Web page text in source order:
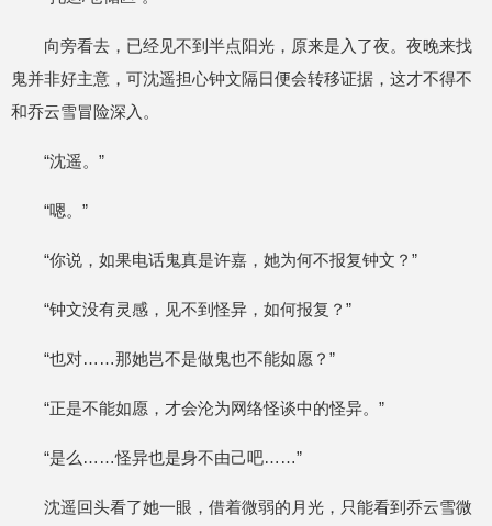
向旁看去，已经见不到半点阳光，原来是入了夜。夜晚来找
鬼并非好主意，可沈遥担心钟文隔日便会转移证据，这才不得不
和乔云雪冒险深入。
“沈遥。”
“嗯。”
“你说，如果电话鬼真是许嘉，她为何不报复钟文？”
“钟文没有灵感，见不到怪异，如何报复？”
“也对……那她岂不是做鬼也不能如愿？”
“正是不能如愿，才会沦为网络怪谈中的怪异。”
“是么……怪异也是身不由己吧……”
沈遥回头看了她一眼，借着微弱的月光，只能看到乔云雪微